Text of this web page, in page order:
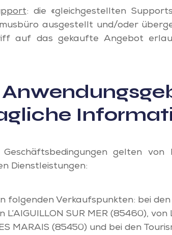
: die «gleichgestellten
ausgestellt und/oder
auf das gekaufte Angebot
Geschäftsbedingungen gelten
Dienstleistungen:
folgenden Verkaufspunkten: bei
L’AIGUILLON SUR MER (85460),
MARAIS (85450) und bei den